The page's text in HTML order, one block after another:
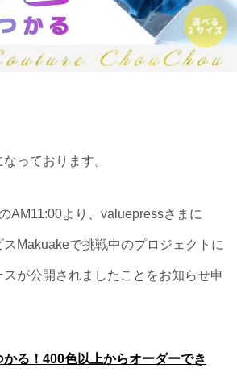
っております。
AM11:00より、valuepressさまに
Makuakeで挑戦中のプロジェクトに
が公開されましたことをお知らせ申
かる！400色以上からオーダーでき